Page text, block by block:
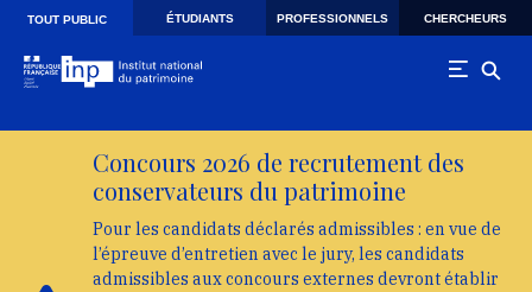
Skip to main navigation
Aller au contenu principal
TOUT PUBLIC ÉTUDIANTS PROFESSIONNELS CHERCHEURS
Concours 2026 de recrutement des
conservateurs du patrimoine
Pour les candidats déclarés admissibles : en vue de
l’épreuve d’entretien avec le jury, les candidats
admissibles aux concours externes devront établir